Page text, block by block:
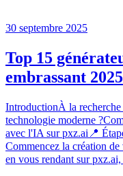
30 septembre 2025
Top 15
embrassant 2025
IntroductionÀ la
technologie moderne
avec l'IA sur pxz.ai📍
Commencez la création
en vous rendant sur